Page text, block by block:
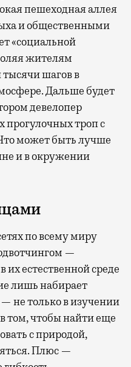
пешеходная аллея
и общественными
«социальной
жителям
шагов в
Дальше будет
девелопер
прогулочных троп с
может быть лучше
и в окружении
по всему миру
—
естественной среде
лишь набирает
не только в изучении
том, чтобы найти еще
с природой,
Плюс —